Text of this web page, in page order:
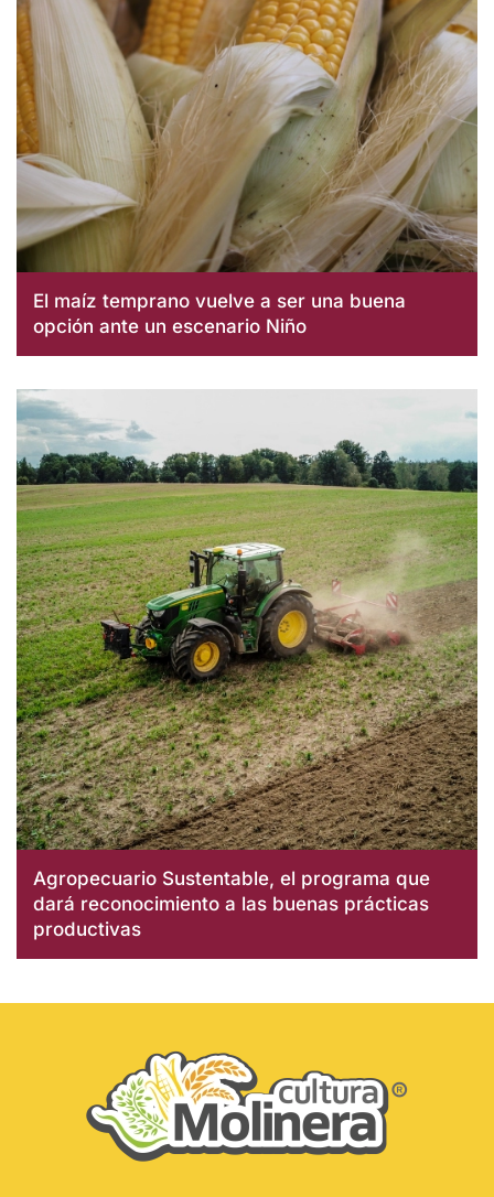
El maíz temprano vuelve a ser una buena
opción ante un escenario Niño
Agropecuario Sustentable, el programa que
dará reconocimiento a las buenas prácticas
productivas